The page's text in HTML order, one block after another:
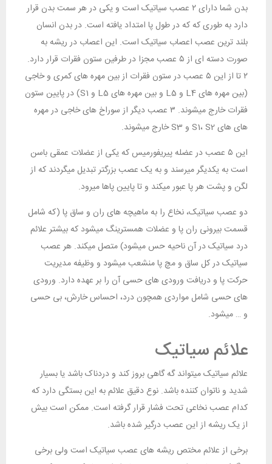
بدن شما دارای ۲ عصب سیاتیک است و یکی در هر سمت بدن قرار
دارد به طوری که که در طول پا امتداد یافته است. در بدن انسان
بلند ترین عصب اعصاب سیاتیک است. این اعصاب در ریشه به
صورت دسته ای از ۵ عصب مجزا در طرفین ستون فقرات قرار دارد.
۲ تا از این ۵ عصب در ستون فقرات از بین مهره های کمری و خاجی
(بین مهره های L4 و L5 و بین مهره های L5 و S1) در پایین ستون
فقرات خارج میشوند. ۳ عصب دیگر از سوراخ های خاجی در مهره
های های S1، S2 و S3 خارج میشوند.
این ۵ عصب در عضله پیریفورمیس که یکی از عضلات عمقی باسن
است به یکدیگر میرسند و به یک عصب بزرگتر تبدیل میگردند که از
لگن و پشت هر پا عبور میکند و تا پایین پاها میرود.
دو عصب سیاتیک، نخاع را به ماهیچه های ران و ساق پا (که شامل
قسمت بیرونی ران پا و عضلات همسترینگ میشود که بیشتر علائم
درد سیاتیک در آن ناحیه حس میشود) متصل میکند. هر عصب
سیاتیک در کل ساق و مچ پا منشعب میشود و وظیفه مدیریت
حرکت پا و دریافت ورودی های حسی آن را بر عهده دارد. ورودی
های حسی شامل مواردی همچون درد، احساس خارش، بی حسی
و … میشود.
علائم سیاتیک
علائم سیاتیک میتواند گه گاهی بروز کند و دردناک باشد یا بسیار
شدید و ناتوان کننده باشد. نوع دقیق علائم به این بستگی دارد که
کدام عصب نخاعی تحت فشار قرار گرفته است. ممکن است بیش
از یک ریشه از این عصب درگیر شده باشد.
برخی از علائم مختص ریشه های عصب سیاتیک است ولی برخی